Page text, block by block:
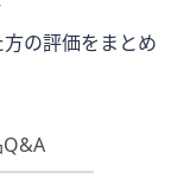
の評価をまとめ